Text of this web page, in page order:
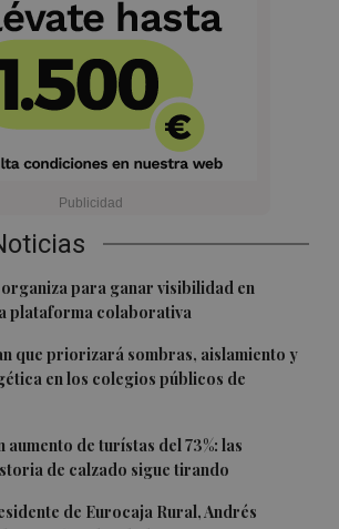
para ganar visibilidad en
plataforma colaborativa
que priorizará sombras, aislamiento y
en los colegios públicos de
aumento de turístas del 73%: las
de calzado sigue tirando
de Eurocaja Rural, Andrés